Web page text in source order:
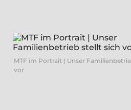
MTF im Portrait | Unser
vor